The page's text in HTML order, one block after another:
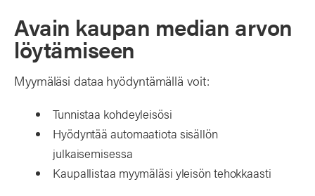
Avain kaupan median arvon
löytämiseen
Myymäläsi dataa hyödyntämällä voit:
Tunnistaa kohdeyleisösi
Hyödyntää automaatiota sisällön
julkaisemisessa
Kaupallistaa myymäläsi yleisön tehokkaasti